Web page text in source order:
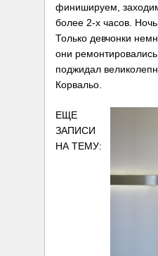
финишируем,
более 2-х часов.
Только девчонки
они
поджидал
Корвальо.
ЕЩЕ
ЗАПИСИ
НА ТЕМУ: